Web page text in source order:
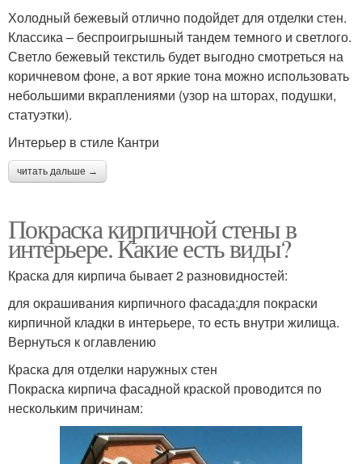
Холодный бежевый отлично подойдет для отделки стен.
Классика – беспроигрышный тандем темного и светлого.
Светло бежевый текстиль будет выгодно смотреться на
коричневом фоне, а вот яркие тона можно использовать
небольшими вкраплениями (узор на шторах, подушки,
статуэтки).
Интерьер в стиле Кантри
читать дальше →
Покраска кирпичной стены в
интерьере. Какие есть виды?
Краска для кирпича бывает 2 разновидностей:
для окрашивания кирпичного фасада;для покраски
кирпичной кладки в интерьере, то есть внутри жилища.
Вернуться к оглавлению
Краска для отделки наружных стен
Покраска кирпича фасадной краской проводится по
нескольким причинам: